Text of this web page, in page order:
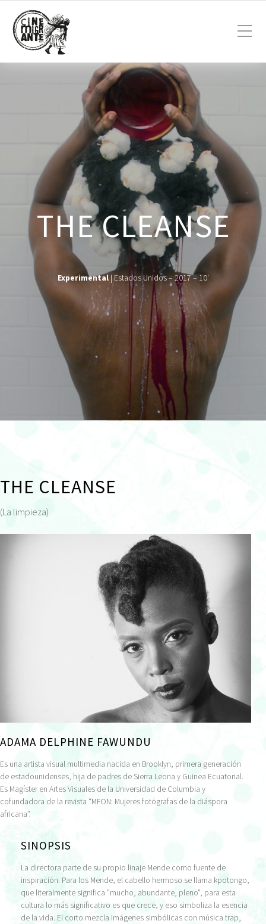
THE CLEANSE
Experimental| Estados Unidos – 2017 – 10'
THE CLEANSE
(La limpieza)
ADAMA DELPHINE FAWUNDU
Es una artista visual multimedia nacida en Brooklyn, primera generación
de estadounidenses, hija de padres de Sierra Leona y Guinea Ecuatorial.
Es Magíster en Artes Visuales de la Universidad de Columbia y
cofundadora de la revista “MFON: Mujeres fotógrafas de la diáspora
africana”.
SINOPSIS
La directora parte de su propio linaje Mende como fuente de
inspiración. Para los Mende, el cabello hermoso se llama kpotongo,
que literalmente significa "mucho, abundante, pleno", para esta
cultura lo más significativo es que crece, y eso simboliza la esencia
de la vida. El corto mezcla imágenes simbólicas con música trap,